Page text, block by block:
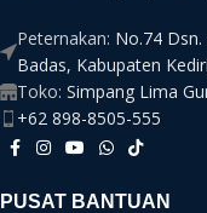
Peternakan: No.74
Badas, Kabupaten
Toko: Simpang Lima
+62 898-8505-555
PUSAT BANTUAN